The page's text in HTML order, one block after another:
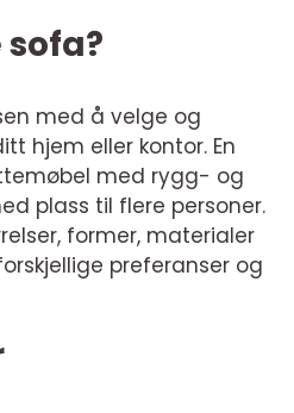
med å velge og
hjem eller kontor. En
med rygg- og
plass til flere personer.
former, materialer
preferanser og